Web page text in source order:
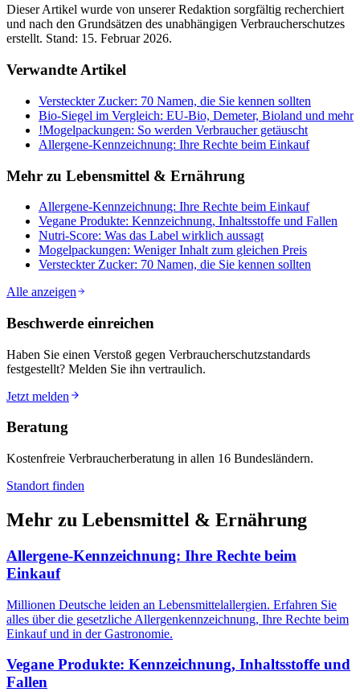
Dieser Artikel wurde von unserer Redaktion sorgfältig recherchiert
und nach den Grundsätzen des unabhängigen Verbraucherschutzes
erstellt. Stand: 15. Februar 2026.
Verwandte Artikel
Versteckter Zucker: 70 Namen, die Sie kennen sollten
Bio-Siegel im Vergleich: EU-Bio, Demeter, Bioland und mehr
!Mogelpackungen: So werden Verbraucher getäuscht
Allergene-Kennzeichnung: Ihre Rechte beim Einkauf
Mehr zu Lebensmittel & Ernährung
Allergene-Kennzeichnung: Ihre Rechte beim Einkauf
Vegane Produkte: Kennzeichnung, Inhaltsstoffe und Fallen
Nutri-Score: Was das Label wirklich aussagt
Mogelpackungen: Weniger Inhalt zum gleichen Preis
Versteckter Zucker: 70 Namen, die Sie kennen sollten
Alle anzeigen
Beschwerde einreichen
Haben Sie einen Verstoß gegen Verbraucherschutzstandards
festgestellt? Melden Sie ihn vertraulich.
Jetzt melden
Beratung
Kostenfreie Verbraucherberatung in allen 16 Bundesländern.
Standort finden
Mehr zu Lebensmittel & Ernährung
Allergene-Kennzeichnung: Ihre Rechte beim
Einkauf
Millionen Deutsche leiden an Lebensmittelallergien. Erfahren Sie
alles über die gesetzliche Allergenkennzeichnung, Ihre Rechte beim
Einkauf und in der Gastronomie.
Vegane Produkte: Kennzeichnung, Inhaltsstoffe und
Fallen